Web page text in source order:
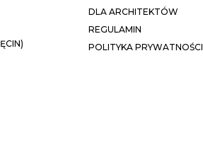
DLA ARCHITEKTÓW
REGULAMIN
POLITYKA PRYWATNOŚCI